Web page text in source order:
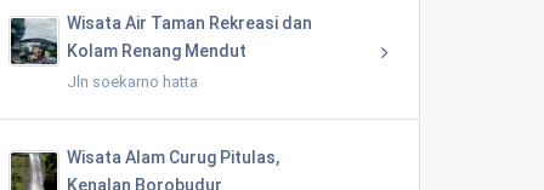
Wisata Air Taman Rekreasi dan
Kolam Renang Mendut
Jln soekarno hatta
Wisata Alam Curug Pitulas,
Kenalan Borobudur